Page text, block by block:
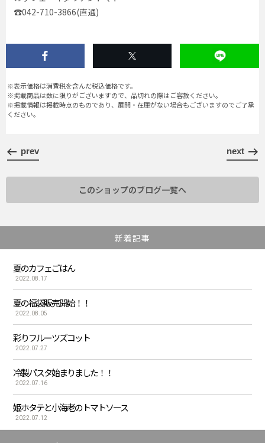
☎︎042-710-3866(直通)
※表示価格は消費税を含んだ税込価格です。
※掲載商品は数に限りがございますので、品切れの際はご容赦ください。
※掲載情報は掲載時点のものであり、展開・在庫がない場合もございますのでご了承
ください。
prev next
このショップのブログ一覧へ
新着記事
夏のカフェごはん
2022.08.17
夏の福袋販売開始！！
2022.08.05
彩りフルーツズコット
2022.07.27
冷製パスタ始まりました！！
2022.07.16
姫ホタテと小海老のトマトソース
2022.07.12